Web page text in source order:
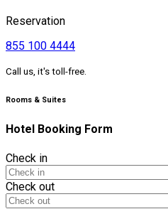
Reservation
855 100 4444
Call us, it's toll-free.
Rooms & Suites
Hotel Booking Form
Check in
Check out